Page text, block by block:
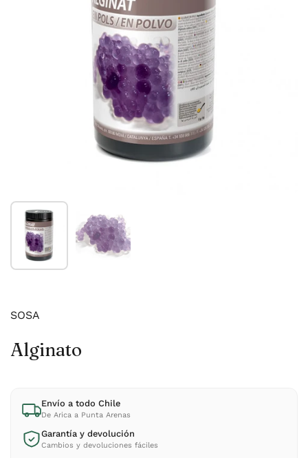
Mostrar diapositiva 1
SOSA
Alginato
Envío a todo Chile
De Arica a Punta Arenas
Garantía y devolución
Cambios y devoluciones fáciles